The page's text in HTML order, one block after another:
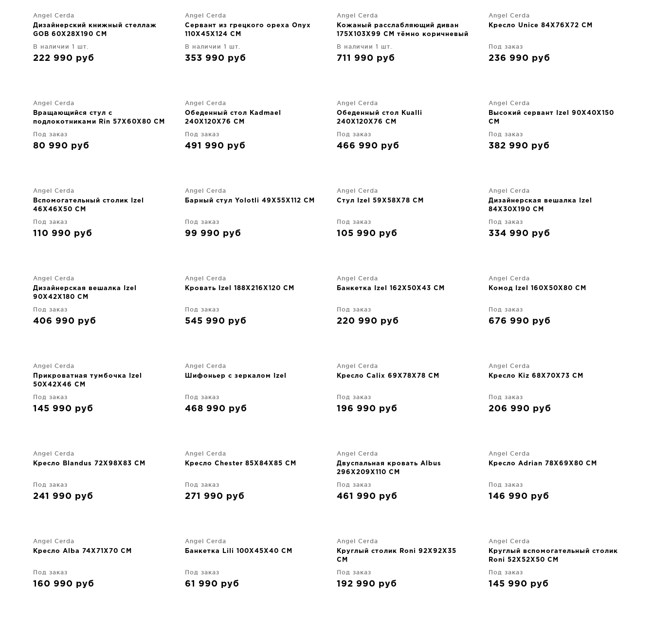
Angel Cerda
Дизайнерский книжный стеллаж
GOB 60X28X190 CM
В наличии 1 шт.
222 990 руб
Angel Cerda
Сервант из грецкого ореха Onyx
110X45X124 CM
В наличии 1 шт.
353 990 руб
Angel Cerda
Кожаный расслабляющий диван
175X103X99 CM тёмно коричневый
В наличии 1 шт.
711 990 руб
Angel Cerda
Кресло Unice 84X76X72 CM
Под заказ
236 990 руб
Angel Cerda
Вращающийся стул с
подлокотниками Rin 57X60X80 CM
Под заказ
80 990 руб
Angel Cerda
Обеденный стол Kadmael
240X120X76 CM
Под заказ
491 990 руб
Angel Cerda
Обеденный стол Kualli
240X120X76 CM
Под заказ
466 990 руб
Angel Cerda
Высокий сервант Izel 90X40X150
CM
Под заказ
382 990 руб
Angel Cerda
Вспомогательный столик Izel
46X46X50 CM
Под заказ
110 990 руб
Angel Cerda
Барный стул Yolotli 49X55X112 CM
Под заказ
99 990 руб
Angel Cerda
Стул Izel 59X58X78 CM
Под заказ
105 990 руб
Angel Cerda
Дизайнерская вешалка Izel
84X30X190 CM
Под заказ
334 990 руб
Angel Cerda
Дизайнерская вешалка Izel
90X42X180 CM
Под заказ
406 990 руб
Angel Cerda
Кровать Izel 188X216X120 CM
Под заказ
545 990 руб
Angel Cerda
Банкетка Izel 162X50X43 CM
Под заказ
220 990 руб
Angel Cerda
Комод Izel 160X50X80 CM
Под заказ
676 990 руб
Angel Cerda
Прикроватная тумбочка Izel
50X42X46 CM
Под заказ
145 990 руб
Angel Cerda
Шифоньер с зеркалом Izel
Под заказ
468 990 руб
Angel Cerda
Кресло Calix 69X78X78 CM
Под заказ
196 990 руб
Angel Cerda
Кресло Kiz 68X70X73 CM
Под заказ
206 990 руб
Angel Cerda
Кресло Blandus 72X98X83 CM
Под заказ
241 990 руб
Angel Cerda
Кресло Chester 85X84X85 CM
Под заказ
271 990 руб
Angel Cerda
Двуспальная кровать Albus
296X209X110 CM
Под заказ
461 990 руб
Angel Cerda
Кресло Adrian 78X69X80 CM
Под заказ
146 990 руб
Angel Cerda
Кресло Alba 74X71X70 CM
Под заказ
160 990 руб
Angel Cerda
Банкетка Lili 100X45X40 CM
Под заказ
61 990 руб
Angel Cerda
Круглый столик Roni 92X92X35
CM
Под заказ
192 990 руб
Angel Cerda
Круглый вспомогательный столик
Roni 52X52X50 CM
Под заказ
145 990 руб